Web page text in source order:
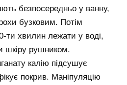
безпосередньо у ванну,
бузковим. Потім
ти хвилин лежати у воді,
шкіру рушником.
калію підсушує
покрив. Маніпуляцію